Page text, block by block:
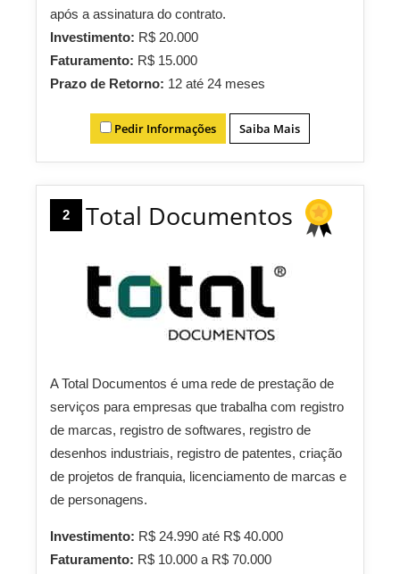
após a assinatura do contrato.
Investimento: R$ 20.000
Faturamento: R$ 15.000
Prazo de Retorno: 12 até 24 meses
Pedir Informações Saiba Mais
2 Total Documentos
A Total Documentos é uma rede de prestação de
serviços para empresas que trabalha com registro
de marcas, registro de softwares, registro de
desenhos industriais, registro de patentes, criação
de projetos de franquia, licenciamento de marcas e
de personagens.
Investimento: R$ 24.990 até R$ 40.000
Faturamento: R$ 10.000 a R$ 70.000